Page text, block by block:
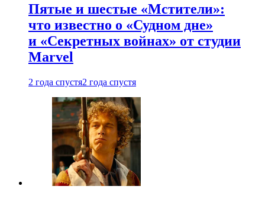
Пятые и шестые «Мстители»:
что известно о «Судном дне»
и «Секретных войнах» от студии
Marvel
2 года спустя2 года спустя